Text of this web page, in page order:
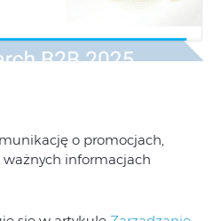
o promocjach,
informacjach